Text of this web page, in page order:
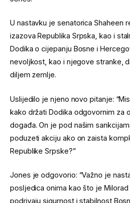
U nastavku je senatorica Shaheen
izazova Republika Srpska, kao i
Dodika o cijepanju Bosne i
nevoljkost, kao i njegove stranke,
diljem zemlje.
Uslijedilo je njeno novo pitanje:
kako držati Dodika odgovornim za
događa. On je pod našim
poduzeti akciju ako on zaista
Republike Srpske?”
Jones je odgovorio: “Važno je
posljedica onima kao što je Milorad
podrivaju sigurnost i stabilnost